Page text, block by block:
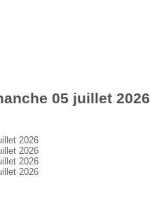
05 juillet 2026
2026
2026
2026
2026